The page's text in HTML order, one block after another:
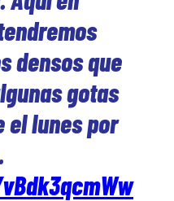
densos que
gotas
el lunes por